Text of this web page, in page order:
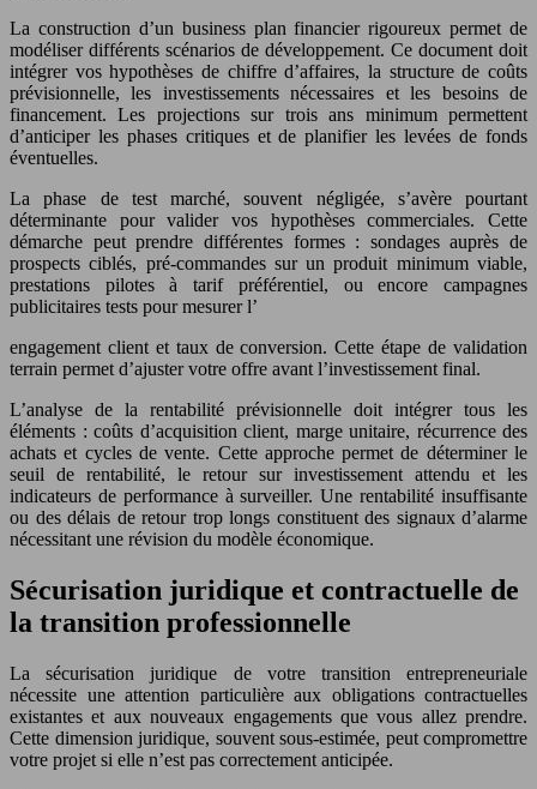
La construction d’un business plan financier rigoureux permet de
modéliser différents scénarios de développement. Ce document doit
intégrer vos hypothèses de chiffre d’affaires, la structure de coûts
prévisionnelle, les investissements nécessaires et les besoins de
financement. Les projections sur trois ans minimum permettent
d’anticiper les phases critiques et de planifier les levées de fonds
éventuelles.
La phase de test marché, souvent négligée, s’avère pourtant
déterminante pour valider vos hypothèses commerciales. Cette
démarche peut prendre différentes formes : sondages auprès de
prospects ciblés, pré-commandes sur un produit minimum viable,
prestations pilotes à tarif préférentiel, ou encore campagnes
publicitaires tests pour mesurer l’
engagement client et taux de conversion. Cette étape de validation
terrain permet d’ajuster votre offre avant l’investissement final.
L’analyse de la rentabilité prévisionnelle doit intégrer tous les
éléments : coûts d’acquisition client, marge unitaire, récurrence des
achats et cycles de vente. Cette approche permet de déterminer le
seuil de rentabilité, le retour sur investissement attendu et les
indicateurs de performance à surveiller. Une rentabilité insuffisante
ou des délais de retour trop longs constituent des signaux d’alarme
nécessitant une révision du modèle économique.
Sécurisation juridique et contractuelle de
la transition professionnelle
La sécurisation juridique de votre transition entrepreneuriale
nécessite une attention particulière aux obligations contractuelles
existantes et aux nouveaux engagements que vous allez prendre.
Cette dimension juridique, souvent sous-estimée, peut compromettre
votre projet si elle n’est pas correctement anticipée.